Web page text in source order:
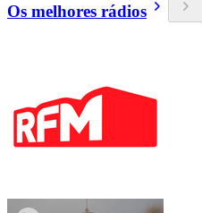
Os melhores rádios